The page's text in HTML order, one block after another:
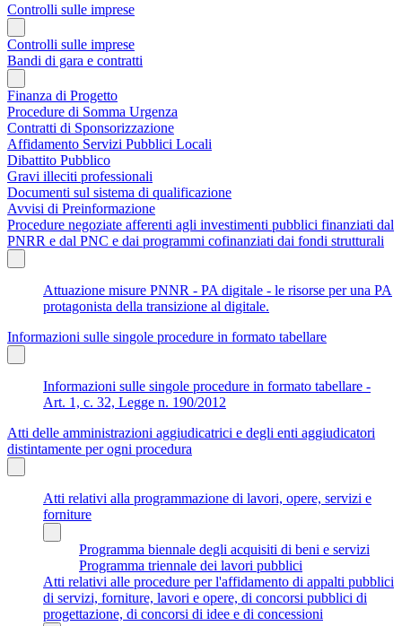
Controlli sulle imprese
Controlli sulle imprese
Bandi di gara e contratti
Finanza di Progetto
Procedure di Somma Urgenza
Contratti di Sponsorizzazione
Affidamento Servizi Pubblici Locali
Dibattito Pubblico
Gravi illeciti professionali
Documenti sul sistema di qualificazione
Avvisi di Preinformazione
Procedure negoziate afferenti agli investimenti pubblici finanziati dal
PNRR e dal PNC e dai programmi cofinanziati dai fondi strutturali
Attuazione misure PNNR - PA digitale - le risorse per una PA
protagonista della transizione al digitale.
Informazioni sulle singole procedure in formato tabellare
Informazioni sulle singole procedure in formato tabellare -
Art. 1, c. 32, Legge n. 190/2012
Atti delle amministrazioni aggiudicatrici e degli enti aggiudicatori
distintamente per ogni procedura
Atti relativi alla programmazione di lavori, opere, servizi e
forniture
Programma biennale degli acquisiti di beni e servizi
Programma triennale dei lavori pubblici
Atti relativi alle procedure per l'affidamento di appalti pubblici
di servizi, forniture, lavori e opere, di concorsi pubblici di
progettazione, di concorsi di idee e di concessioni